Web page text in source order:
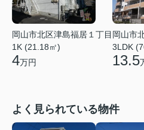
岡山市北区津島福居１丁目
1K (21.18㎡)
4万円
岡山市
3LDK
13.5
よく見られている物件